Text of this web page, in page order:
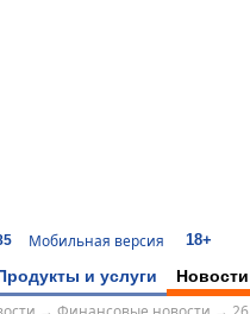
Мобильная версия 18+
и услуги Новости